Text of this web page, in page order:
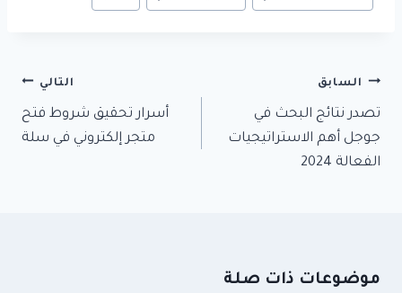
تصفّح
المقالات
السابق
تصدر نتائج البحث في
جوجل أهم الاستراتيجيات
الفعالة 2024
التالي
أسرار تحقيق شروط فتح
متجر إلكتروني في سلة
موضوعات ذات صلة